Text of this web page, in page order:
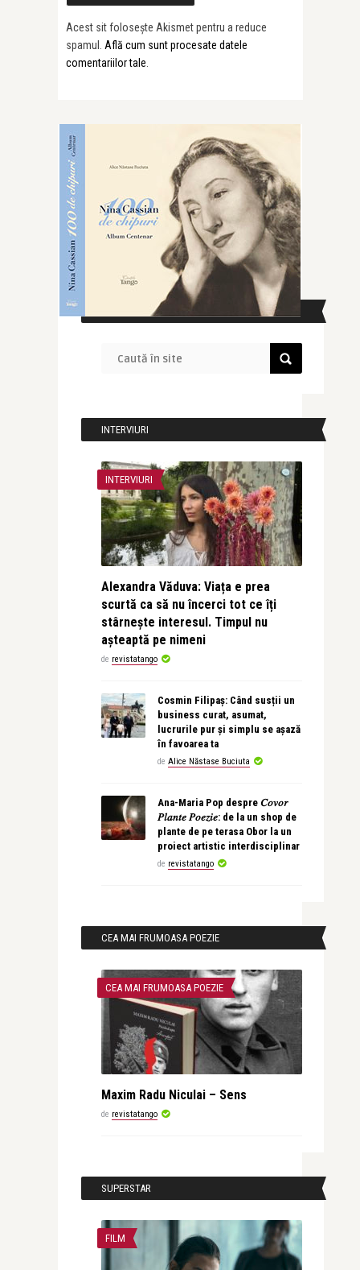
Acest sit folosește Akismet pentru a reduce
spamul. Află cum sunt procesate datele
comentariilor tale
CAUTĂ ÎN SITE
INTERVIURI
INTERVIURI
Alexandra Văduva: Viața e prea
scurtă ca să nu încerci tot ce îți
stârnește interesul. Timpul nu
așteaptă pe nimeni
de revistatango
Cosmin Filipaș: Când susții un
business curat, asumat,
lucrurile pur și simplu se așază
în favoarea ta
de Alice Năstase Buciuta
Ana-Maria Pop despre 𝐶𝑜𝑣𝑜𝑟
𝑃𝑙𝑎𝑛𝑡𝑒 𝑃𝑜𝑒𝑧𝑖𝑒: de la un shop de
plante de pe terasa Obor la un
proiect artistic interdisciplinar
de revistatango
CEA MAI FRUMOASA POEZIE
CEA MAI FRUMOASA POEZIE
Maxim Radu Niculai – Sens
de revistatango
SUPERSTAR
FILM